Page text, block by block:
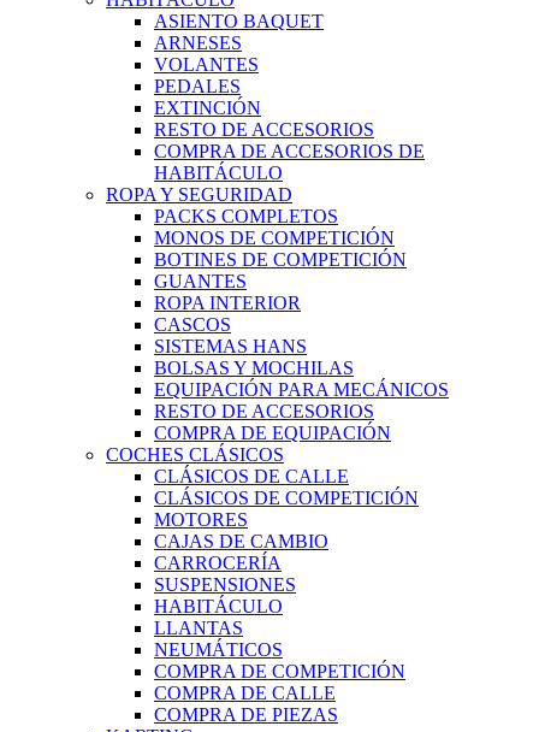
ASIENTO BAQUET
ARNESES
VOLANTES
PEDALES
EXTINCIÓN
RESTO DE ACCESORIOS
COMPRA DE ACCESORIOS DE
HABITÁCULO
ROPA Y SEGURIDAD
PACKS COMPLETOS
MONOS DE COMPETICIÓN
BOTINES DE COMPETICIÓN
GUANTES
ROPA INTERIOR
CASCOS
SISTEMAS HANS
BOLSAS Y MOCHILAS
EQUIPACIÓN PARA MECÁNICOS
RESTO DE ACCESORIOS
COMPRA DE EQUIPACIÓN
COCHES CLÁSICOS
CLÁSICOS DE CALLE
CLÁSICOS DE COMPETICIÓN
MOTORES
CAJAS DE CAMBIO
CARROCERÍA
SUSPENSIONES
HABITÁCULO
LLANTAS
NEUMÁTICOS
COMPRA DE COMPETICIÓN
COMPRA DE CALLE
COMPRA DE PIEZAS